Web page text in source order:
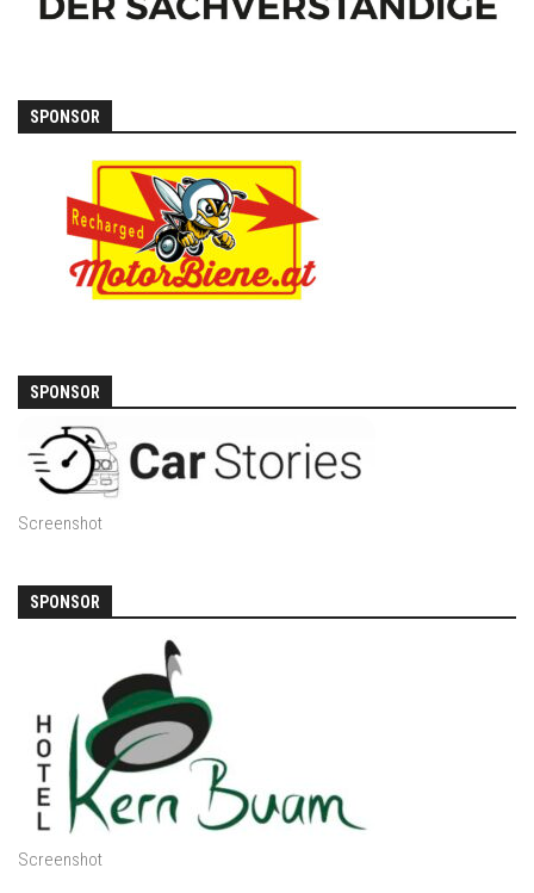
SPONSOR
SPONSOR
Screenshot
SPONSOR
Screenshot